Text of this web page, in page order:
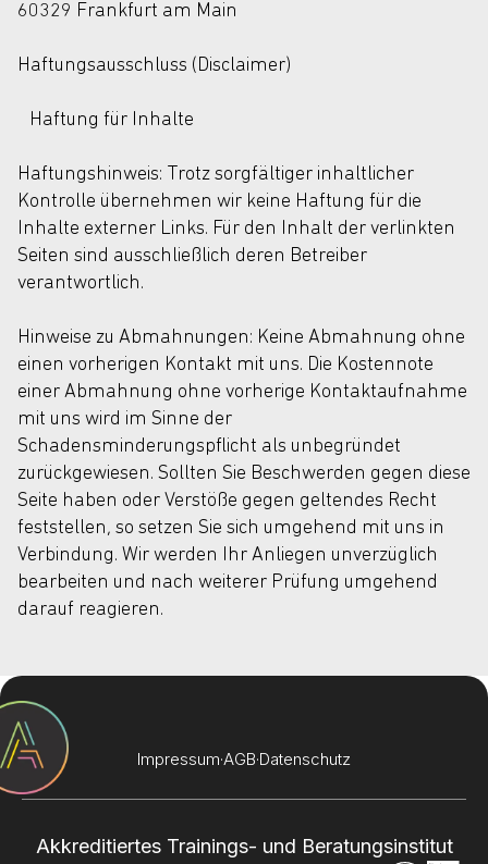
60329 Frankfurt am Main
Haftungsausschluss (Disclaimer)
Haftung für Inhalte
Haftungshinweis: Trotz sorgfältiger inhaltlicher
Kontrolle übernehmen wir keine Haftung für die
Inhalte externer Links. Für den Inhalt der verlinkten
Seiten sind ausschließlich deren Betreiber
verantwortlich.
Hinweise zu Abmahnungen: Keine Abmahnung ohne
einen vorherigen Kontakt mit uns. Die Kostennote
einer Abmahnung ohne vorherige Kontaktaufnahme
mit uns wird im Sinne der
Schadensminderungspflicht als unbegründet
zurückgewiesen. Sollten Sie Beschwerden gegen diese
Seite haben oder Verstöße gegen geltendes Recht
feststellen, so setzen Sie sich umgehend mit uns in
Verbindung. Wir werden Ihr Anliegen unverzüglich
bearbeiten und nach weiterer Prüfung umgehend
darauf reagieren.
Impressum·AGB·Datenschutz
Akkreditiertes Trainings- und Beratungsinstitut